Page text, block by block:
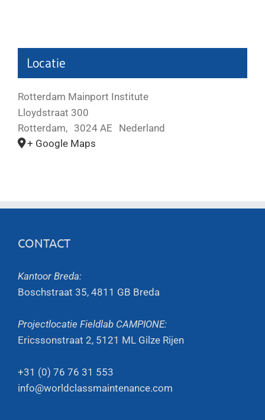
Locatie
Rotterdam Mainport Institute
Lloydstraat 300
Rotterdam, 3024 AE
Nederland
+ Google Maps
CONTACT
Kantoor Breda:
Boschstraat 35, 4811 GB Breda
Projectlocatie Fieldlab CAMPIONE:
Ericssonstraat 2, 5121 ML Gilze Rijen
+31 (0) 76 76 31 553
info@worldclassmaintenance.com